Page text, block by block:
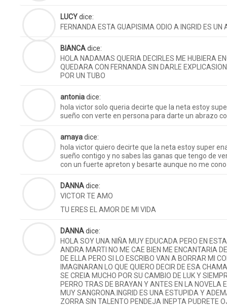
LUCYdice:
FERNANDA ESTA GUAPISIMA ODIO A INGRID ES UN
BIANCAdice:
HOLA NADAMAS QUERIA DECIRLES ME HUBIERA
QUEDARA CON FERNANDA SIN DARLE
POR UN TUBO
antoniadice:
hola victor solo queria decirte que la neta estoy
sueño con verte en persona para darte un abrazo
amayadice:
hola victor quiero decirte que la neta estoy super
sueño contigo y no sabes las ganas que tengo de
con un fuerte apreton y besarte aunque no me
DANNAdice:
VICTOR TE AMO
TU ERES EL AMOR DE MI VIDA
DANNAdice:
HOLA SOY UNA NIÑA MUY EDUCADA PERO EN
ANDRA MARTI NO ME CAE BIEN ME ENCANTARIA
DE ELLA PERO SI LO ESCRIBO VAN A BORRAR MI
IMAGINARAN LO QUE QUIERO DECIR DE ESA
SE CREIA MUCHO POR SU CAMBIO DE LUK Y
PERRO TRAS DE BRAYAN Y ANTES EN LA NOVELA
MUY SANGRONA.INGRID ES UNA ESTUPIDA Y
ZORRA SIN TALENTO PENDEJA INEPTA PUDRETE